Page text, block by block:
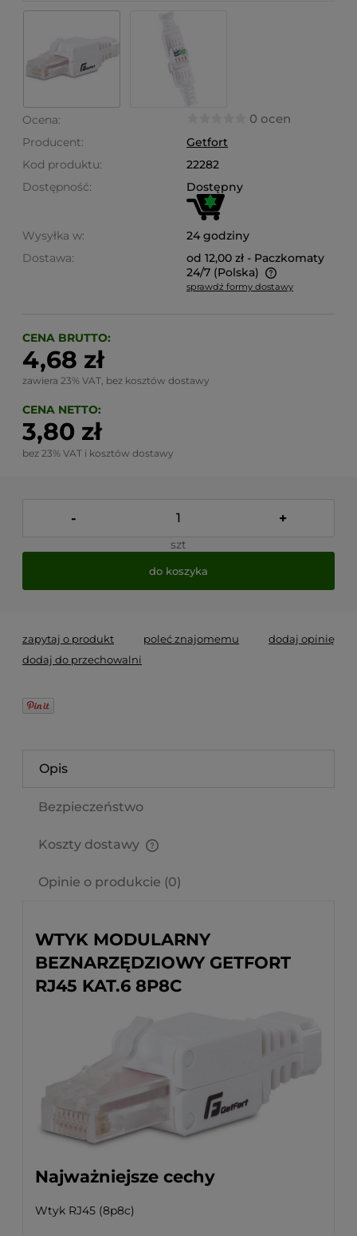
Ocena: 0 ocen
Producent:
Getfort
Kod produktu:
22282
Dostępność:
Dostępny
Wysyłka w:
24 godziny
Dostawa:
od 12,00 zł - Paczkomaty
24/7 (Polska)
Cena nie zawiera ewentualnych kosztów płatności
sprawdź formy dostawy
CENA BRUTTO:
4,68 zł
zawiera 23% VAT, bez kosztów dostawy
CENA NETTO:
3,80 zł
bez 23% VAT i kosztów dostawy
- +
szt
do koszyka
zapytaj o produkt poleć znajomemu
dodaj opinię
dodaj do przechowalni
Opis
Bezpieczeństwo
Koszty dostawy
Opinie o produkcie (0)
WTYK MODULARNY
BEZNARZĘDZIOWY GETFORT
RJ45 KAT.6 8P8C
Najważniejsze cechy
Wtyk RJ45 (8p8c)